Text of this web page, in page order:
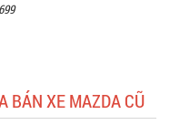
BÁN XE MAZDA CŨ